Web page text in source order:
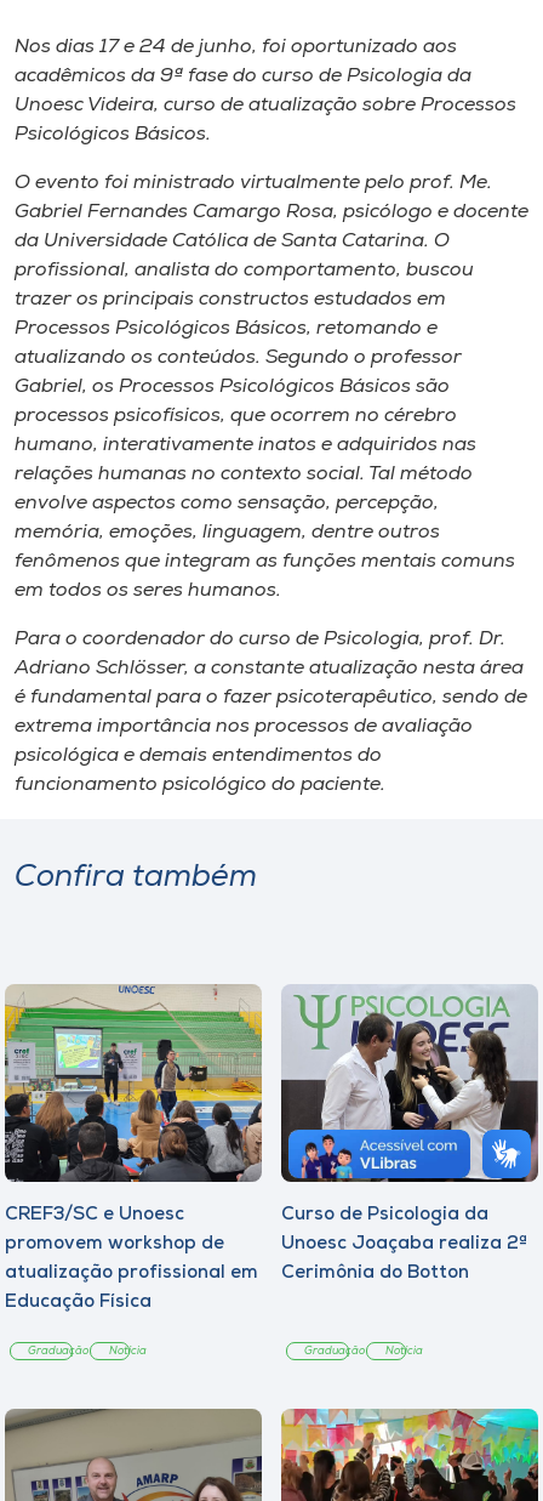
Selecione
Nos dias 17 e 24 de junho, foi oportunizado aos
acadêmicos da 9ª fase do curso de Psicologia da
Unoesc Videira, curso de atualização sobre Processos
Psicológicos Básicos.
O evento foi ministrado virtualmente pelo prof. Me.
Gabriel Fernandes Camargo Rosa, psicólogo e docente
da Universidade Católica de Santa Catarina. O
profissional, analista do comportamento, buscou
trazer os principais constructos estudados em
Processos Psicológicos Básicos, retomando e
atualizando os conteúdos. Segundo o professor
Gabriel, os Processos Psicológicos Básicos são
processos psicofísicos, que ocorrem no cérebro
humano, interativamente inatos e adquiridos nas
relações humanas no contexto social. Tal método
envolve aspectos como sensação, percepção,
memória, emoções, linguagem, dentre outros
fenômenos que integram as funções mentais comuns
em todos os seres humanos.
Para o coordenador do curso de Psicologia, prof. Dr.
Adriano Schlösser, a constante atualização nesta área
é fundamental para o fazer psicoterapêutico, sendo de
extrema importância nos processos de avaliação
psicológica e demais entendimentos do
funcionamento psicológico do paciente.
Confira também
CREF3/SC e Unoesc
promovem workshop de
atualização profissional em
Educação Física
Graduação Notícia
Curso de Psicologia da
Unoesc Joaçaba realiza 2ª
Cerimônia do Botton
Graduação Notícia